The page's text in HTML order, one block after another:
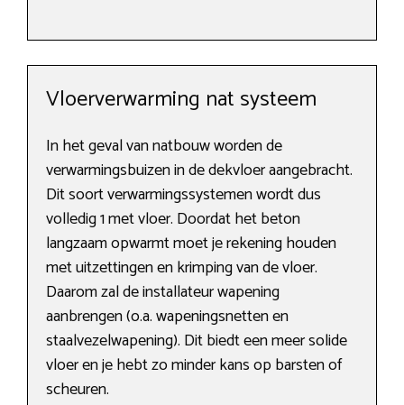
Vloerverwarming nat systeem
In het geval van natbouw worden de
verwarmingsbuizen in de dekvloer aangebracht.
Dit soort verwarmingssystemen wordt dus
volledig 1 met vloer. Doordat het beton
langzaam opwarmt moet je rekening houden
met uitzettingen en krimping van de vloer.
Daarom zal de installateur wapening
aanbrengen (o.a. wapeningsnetten en
staalvezelwapening). Dit biedt een meer solide
vloer en je hebt zo minder kans op barsten of
scheuren.